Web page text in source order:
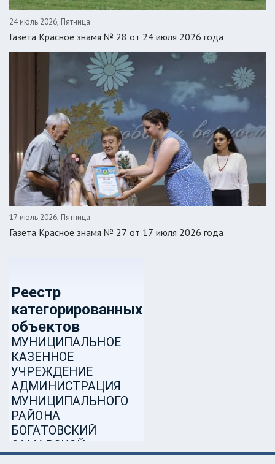
24 июль 2026, Пятница
Газета Красное знамя № 28 от 24 июля 2026 года
17 июль 2026, Пятница
Газета Красное знамя № 27 от 17 июля 2026 года